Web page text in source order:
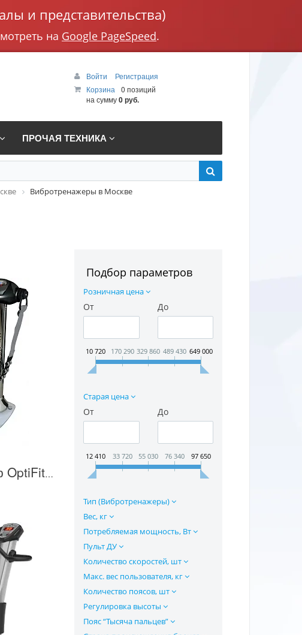
и представительства)
на Google PageSpeed.
Войти
Регистрация
Корзина
0 позиций
на сумму0 руб.
ПРОЧАЯ ТЕХНИКА
Вибротренажеры в Москве
Подбор параметров
Розничная цена
От До
10 720 170 290 329 860 489 430 649 000
Старая цена
От До
12 410 33 720 55 030 76 340 97 650
Тип (Вибротренажеры)
Вес, кг
Потребляемая мощность, Вт
Пульт ДУ
Количество скоростей, шт
Макс. вес пользователя, кг
Количество поясов, шт
Регулировка высоты
Пояс “Тысяча пальцев”
Вибротренажер OptiFit Aldia MG-37 в Москве